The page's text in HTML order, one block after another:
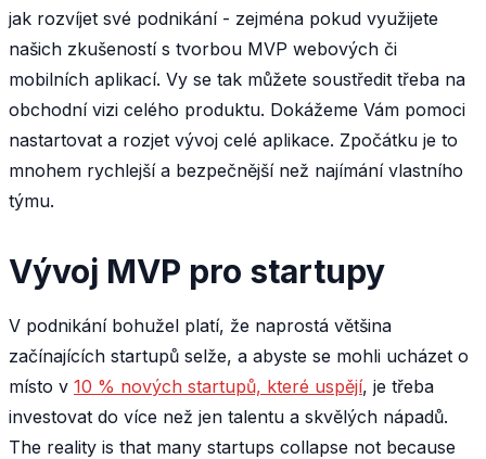
jak rozvíjet své podnikání - zejména pokud využijete
našich zkušeností s tvorbou MVP webových či
mobilních aplikací. Vy se tak můžete soustředit třeba na
obchodní vizi celého produktu. Dokážeme Vám pomoci
nastartovat a rozjet vývoj celé aplikace. Zpočátku je to
mnohem rychlejší a bezpečnější než najímání vlastního
týmu.
Vývoj MVP pro startupy
V podnikání bohužel platí, že naprostá většina
začínajících startupů selže, a abyste se mohli ucházet o
místo v 10 % nových startupů, které uspějí, je třeba
investovat do více než jen talentu a skvělých nápadů.
The reality is that many startups collapse not because